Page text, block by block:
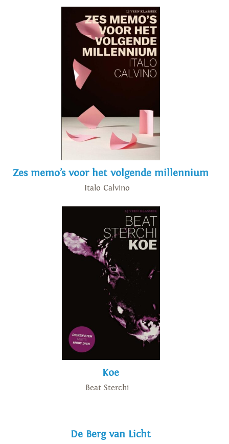
Zes memo’s voor het volgende millennium
Italo Calvino
Koe
Beat Sterchi
De Berg van Licht